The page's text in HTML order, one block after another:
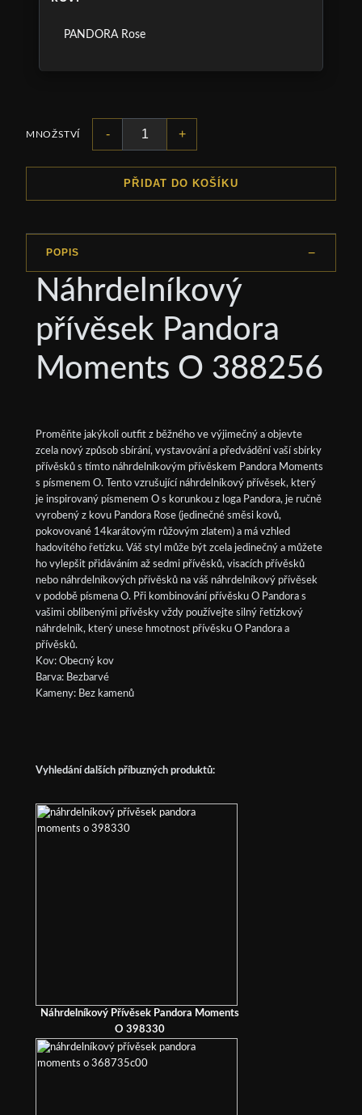
PANDORA Rose
MNOŽSTVÍ - +
PŘIDAT DO KOŠÍKU
POPIS
Náhrdelníkový
přívěsek Pandora
Moments O 388256
Proměňte jakýkoli outfit z běžného ve výjimečný a objevte
zcela nový způsob sbírání, vystavování a předvádění vaší sbírky
přívěsků s tímto náhrdelníkovým přívěskem Pandora Moments
s písmenem O. Tento vzrušující náhrdelníkový přívěsek, který
je inspirovaný písmenem O s korunkou z loga Pandora, je ručně
vyrobený z kovu Pandora Rose (jedinečné směsi kovů,
pokovované 14karátovým růžovým zlatem) a má vzhled
hadovitého řetízku. Váš styl může být zcela jedinečný a můžete
ho vylepšit přidáváním až sedmi přívěsků, visacích přívěsků
nebo náhrdelníkových přívěsků na váš náhrdelníkový přívěsek
v podobě písmena O. Při kombinování přívěsku O Pandora s
vašimi oblíbenými přívěsky vždy používejte silný řetízkový
náhrdelník, který unese hmotnost přívěsku O Pandora a
přívěsků.
Kov: Obecný kov
Barva: Bezbarvé
Kameny: Bez kamenů
Vyhledání dalších příbuzných produktů:
Náhrdelníkový Přívěsek Pandora Moments
O 398330